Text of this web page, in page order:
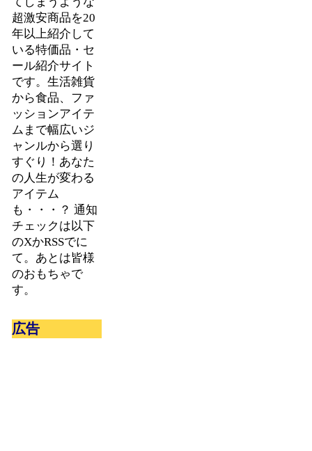
超激安商品を20
年以上紹介して
いる特価品・セ
ール紹介サイト
です。生活雑貨
から食品、ファ
ッションアイテ
ムまで幅広いジ
ャンルから選り
すぐり！あなた
の人生が変わる
アイテム
も・・・？ 通知
チェックは以下
のXかRSSでに
て。あとは皆様
のおもちゃで
す。
広告